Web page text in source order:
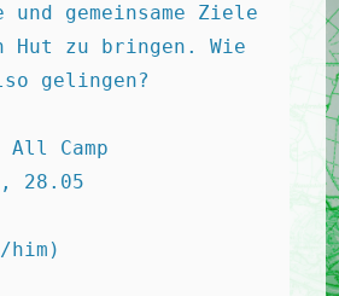
und gemeinsame Ziele
Hut zu bringen. Wie
gelingen?
Camp
28.05
him)